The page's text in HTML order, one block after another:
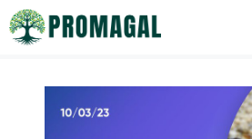
Saltar
al